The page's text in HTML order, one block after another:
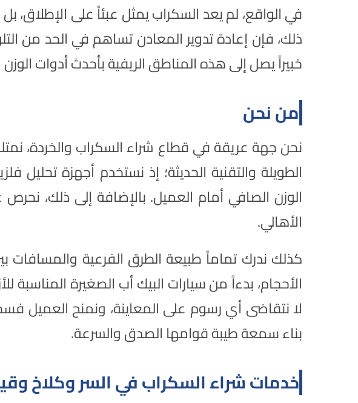
في الواقع، لم يعد السكراب يمثل عبئاً على
ذلك، فإن إعادة تدوير المعادن تساهم في الحد من
خبيراً يصل إلى هذه المناطق الريفية بأحدث أدوات
من نحن
نحن جهة عريقة في قطاع شراء السكراب والخردة،
الطويلة والتقنية الحديثة؛ إذ نستخدم أجهزة تحليل
الوزن الصافي أمام العميل. بالإضافة إلى ذلك،
الأهالي.
كذلك ندرك تماماً طبيعة الطرق الفرعية والمسافات
الأحجام، بدءاً من سيارات البيك أب الصغيرة
لا نتقاضى أي رسوم على المعاينة، ونمنح العميل
بناء سمعة طيبة قوامها الصدق والسرعة.
خدمات شراء السكراب في السر وكلاخ